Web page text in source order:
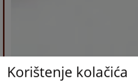
Korištenje kolačića